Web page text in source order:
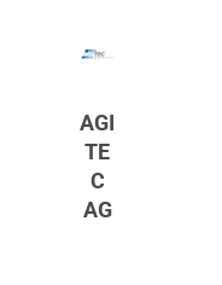
AGI
TE
C
AG